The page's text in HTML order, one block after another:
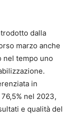
dalla
marzo anche
nel tempo uno
in
nel 2023,
e qualità del